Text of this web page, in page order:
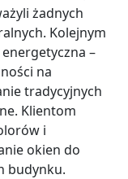
żadnych
Kolejnym
–
na
tradycyjnych
Klientom
i
okien do
budynku.